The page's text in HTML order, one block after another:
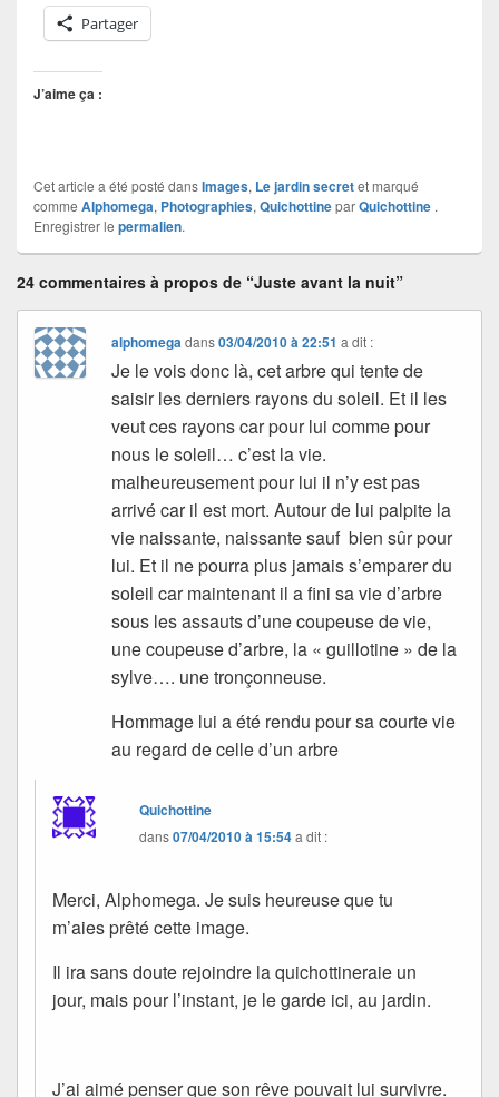
Partager
J’aime ça :
Cet article a été posté dansImages, Le jardin secretet marqué
comme Alphomega, Photographies, QuichottineparQuichottine .
Enregistrer le permalien.
24 commentaires à propos de “Juste avant la nuit”
alphomega dans03/04/2010 à 22:51 a dit :
Je le vois donc là, cet arbre qui tente de
saisir les derniers rayons du soleil. Et il les
veut ces rayons car pour lui comme pour
nous le soleil… c’est la vie.
malheureusement pour lui il n’y est pas
arrivé car il est mort. Autour de lui palpite la
vie naissante, naissante sauf bien sûr pour
lui. Et il ne pourra plus jamais s’emparer du
soleil car maintenant il a fini sa vie d’arbre
sous les assauts d’une coupeuse de vie,
une coupeuse d’arbre, la « guillotine » de la
sylve…. une tronçonneuse.
Hommage lui a été rendu pour sa courte vie
au regard de celle d’un arbre
Quichottine
dans07/04/2010 à 15:54a dit :
Merci, Alphomega. Je suis heureuse que tu
m’aies prêté cette image.
Il ira sans doute rejoindre la quichottineraie un
jour, mais pour l’instant, je le garde ici, au jardin.
J’ai aimé penser que son rêve pouvait lui survivre.